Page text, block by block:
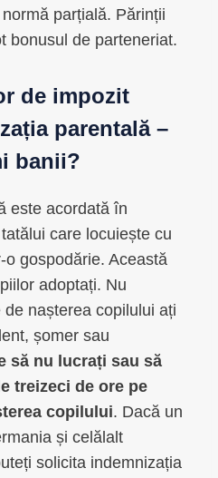
parțială. Părinții
bonusul de parteneriat.
de impozit
parentală –
banii?
este acordată în
care locuiește cu
gospodărie. Această
adoptați. Nu
nașterea copilului ați
șomer sau
să nu lucrați sau să
treizeci de ore pe
copilului. Dacă un
și celălalt
solicita indemnizația